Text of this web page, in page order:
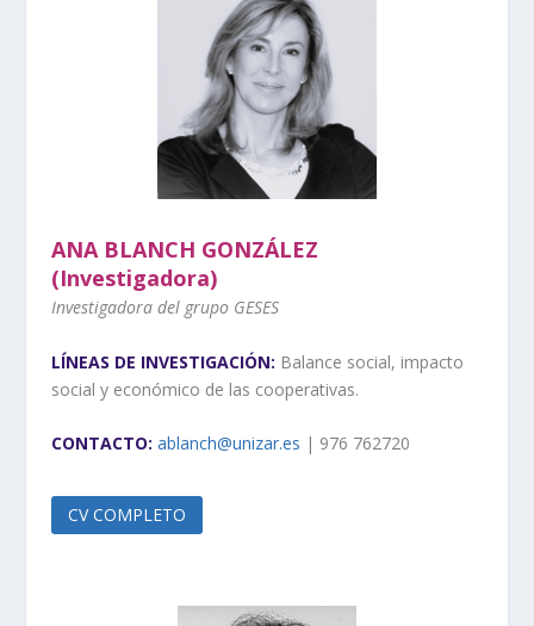
ANA BLANCH GONZÁLEZ
(Investigadora)
Investigadora del grupo GESES
LÍNEAS DE INVESTIGACIÓN: Balance social, impacto
social y económico de las cooperativas.
CONTACTO: ablanch@unizar.es | 976 762720
CV COMPLETO